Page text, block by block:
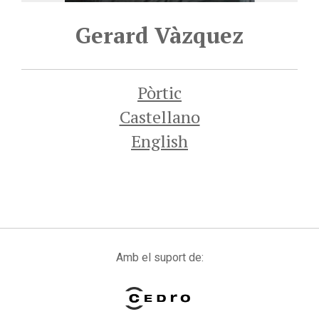
Gerard Vàzquez
Pòrtic
Castellano
English
Amb el suport de: